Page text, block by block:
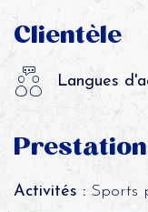
Clientèle
Langues
Activités :Sports